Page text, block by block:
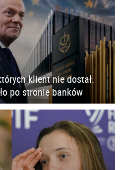
klient nie dostał.
po stronie banków